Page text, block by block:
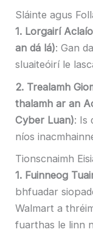
Sláinte agus
1. Lorgairí
an dá lá): Gan
sluaiteóirí le
2. Trealamh
thalamh ar an
Cyber ​​​​Luan): Is
níos
Tionscnaimh
1. Fuinneog
bhfuadar
Walmart a
fuarthas le linn